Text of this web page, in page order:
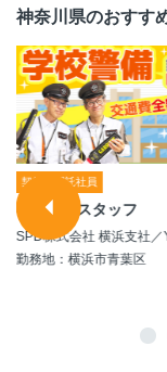
神奈川県のおすす
契約・嘱託社員
学校警備スタッフ
SPD株式会社 横浜支社／
勤務地：横浜市青葉区